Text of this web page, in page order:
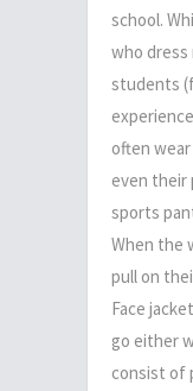
school.
who
students
often
even their
sports
When the
pull on
Face
go either
consist of